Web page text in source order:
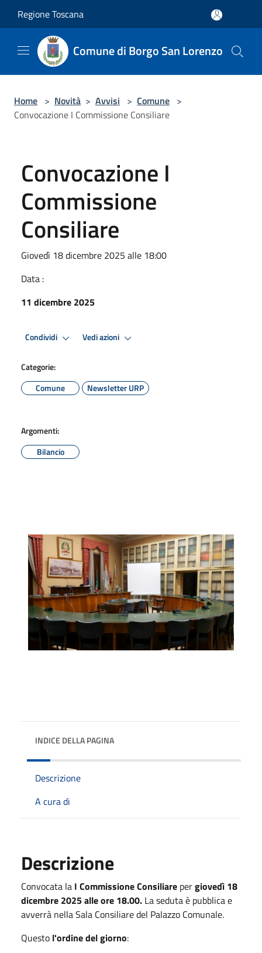
Regione Toscana
Comune di Borgo San Lorenzo
Home > Novità > Avvisi > Comune >
Convocazione I Commissione Consiliare
Convocazione I
Commissione
Consiliare
Giovedì 18 dicembre 2025 alle 18:00
Data :
11 dicembre 2025
Condividi Vedi azioni
Categorie:
Comune
Newsletter URP
Argomenti:
Bilancio
INDICE DELLA PAGINA
Descrizione
A cura di
Descrizione
Convocata la I Commissione Consiliare pergiovedì 18
dicembre 2025alle ore 18.00. La seduta è pubblica e
avverrà nella Sala Consiliare del Palazzo Comunale.
Questo l'ordine del giorno: